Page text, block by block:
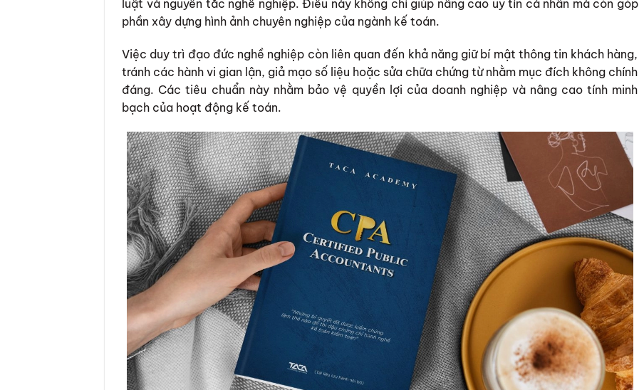
luật và nguyên tắc nghề nghiệp. Điều này không chỉ giúp nâng cao uy tín cá nhân mà còn góp
phần xây dựng hình ảnh chuyên nghiệp của ngành kế toán.
Việc duy trì đạo đức nghề nghiệp còn liên quan đến khả năng giữ bí mật thông tin khách hàng,
tránh các hành vi gian lận, giả mạo số liệu hoặc sửa chữa chứng từ nhằm mục đích không chính
đáng. Các tiêu chuẩn này nhằm bảo vệ quyền lợi của doanh nghiệp và nâng cao tính minh
bạch của hoạt động kế toán.